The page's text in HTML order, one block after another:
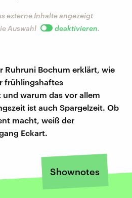
externe Inhalte angezeigt
Auswahl
deaktivieren.
Ruhruni Bochum erklärt, wie
frühlingshaftes
warum das vor allem
ist auch Spargelzeit. Ob
macht, weiß der
Eckart.
Shownotes